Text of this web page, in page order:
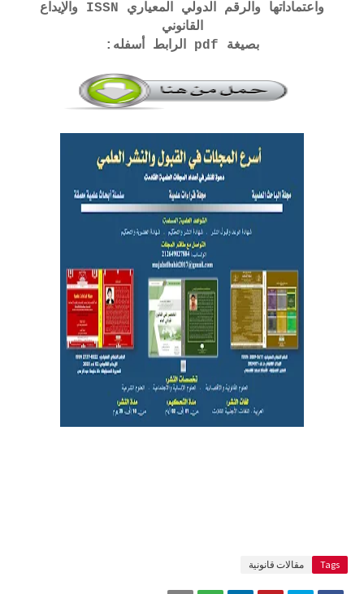
واعتماداتها والرقم الدولي المعياري ISSN والإيداع
القانوني
بصيغة pdf الرابط أسفله:
Tags مقالات قانونية